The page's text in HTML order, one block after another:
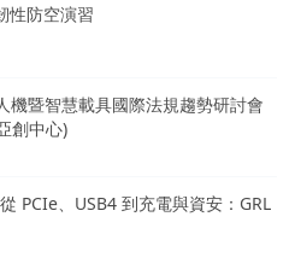
性防空演習
機暨智慧載具國際法規趨勢研討會
創中心)
從 PCIe、USB4 到充電與資安：GRL